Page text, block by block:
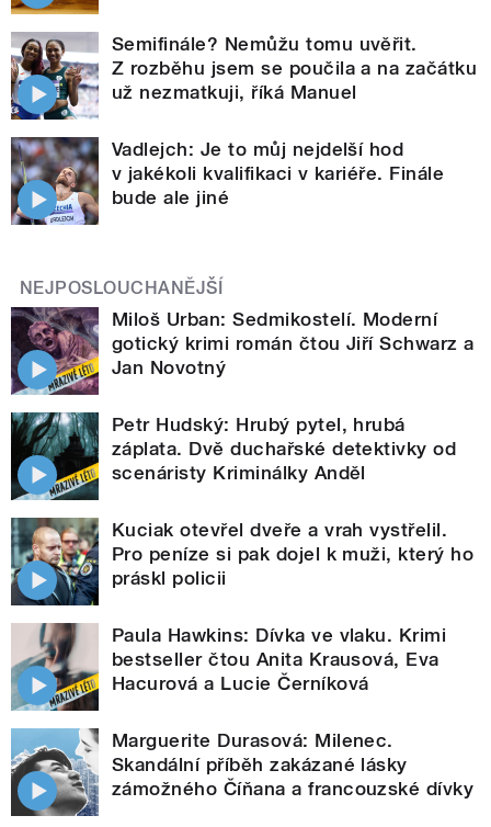
Semifinále? Nemůžu tomu uvěřit.
Z rozběhu jsem se poučila a na začátku
už nezmatkuji, říká Manuel
Vadlejch: Je to můj nejdelší hod
v jakékoli kvalifikaci v kariéře. Finále
bude ale jiné
NEJPOSLOUCHANĚJŠÍ
Miloš Urban: Sedmikostelí. Moderní
gotický krimi román čtou Jiří Schwarz a
Jan Novotný
Petr Hudský: Hrubý pytel, hrubá
záplata. Dvě duchařské detektivky od
scenáristy Kriminálky Anděl
Kuciak otevřel dveře a vrah vystřelil.
Pro peníze si pak dojel k muži, který ho
práskl policii
Paula Hawkins: Dívka ve vlaku. Krimi
bestseller čtou Anita Krausová, Eva
Hacurová a Lucie Černíková
Marguerite Durasová: Milenec.
Skandální příběh zakázané lásky
zámožného Číňana a francouzské dívky